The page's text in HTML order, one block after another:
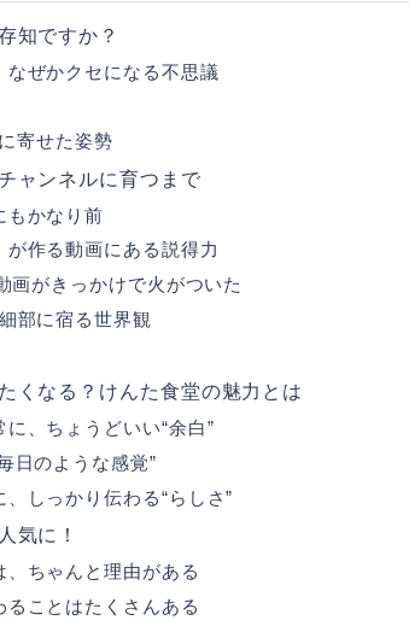
知ですか？
なぜかクセになる不思議
寄せた姿勢
ャンネルに育つまで
もかなり前
が作る動画にある説得力
画がきっかけで火がついた
部に宿る世界観
くなる？けんた食堂の魅力とは
、ちょうどいい“余白”
日のような感覚”
しっかり伝わる“らしさ”
気に！
ちゃんと理由がある
ことはたくさんある